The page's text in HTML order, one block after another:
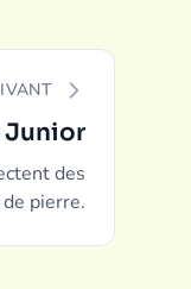
Junior
des
pierre.